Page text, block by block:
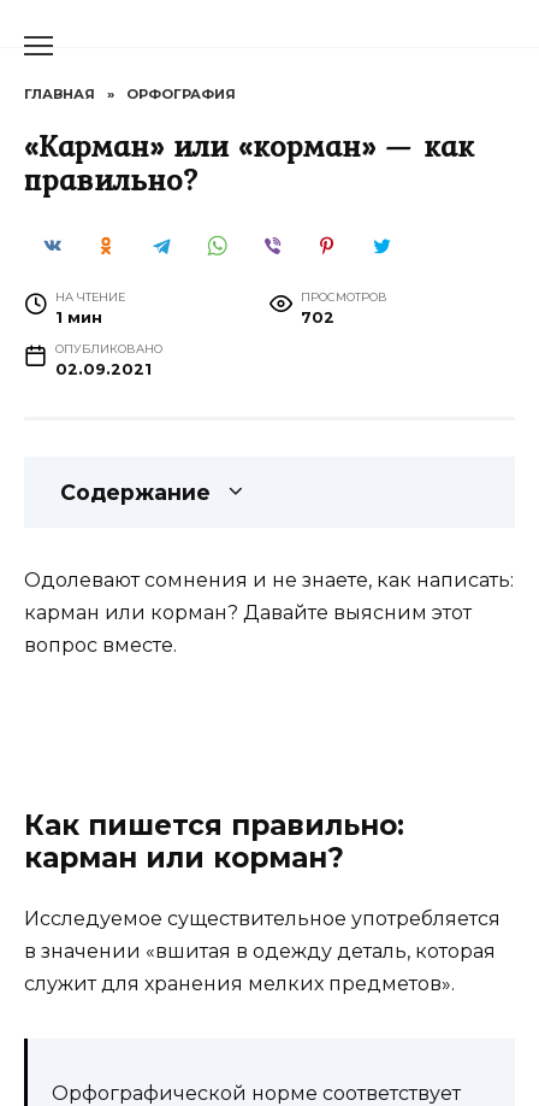
ГЛАВНАЯ » ОРФОГРАФИЯ
«Карман» или «корман» — как
правильно?
НА ЧТЕНИЕ
1 мин
ПРОСМОТРОВ
702
ОПУБЛИКОВАНО
02.09.2021
Содержание
Одолевают сомнения и не знаете, как написать:
карман или корман? Давайте выясним этот
вопрос вместе.
Как пишется правильно:
карман или корман?
Исследуемое существительное употребляется
в значении «вшитая в одежду деталь, которая
служит для хранения мелких предметов».
Орфографической норме соответствует